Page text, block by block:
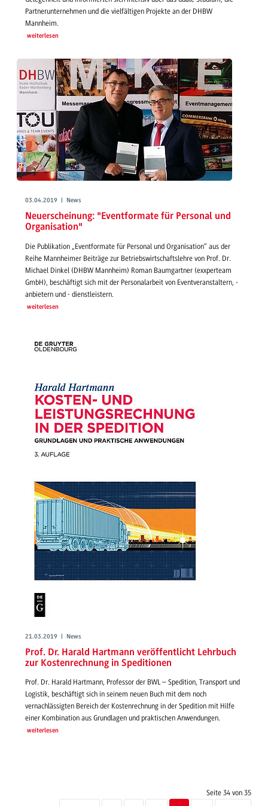
Partnerunternehmen und die vielfältigen Projekte an der DHBW
Mannheim.
weiterlesen
03.04.2019 | News
Neuerscheinung: "Eventformate für Personal und
Organisation"
Die Publikation „Eventformate für Personal und Organisation“ aus der
Reihe Mannheimer Beiträge zur Betriebswirtschaftslehre von Prof. Dr.
Michael Dinkel (DHBW Mannheim) Roman Baumgartner (exxperteam
GmbH), beschäftigt sich mit der Personalarbeit von Eventveranstaltern, -
anbietern und - dienstleistern.
weiterlesen
21.03.2019 | News
Prof. Dr. Harald Hartmann veröffentlicht Lehrbuch
zur Kostenrechnung in Speditionen
Prof. Dr. Harald Hartmann, Professor der BWL – Spedition, Transport und
Logistik, beschäftigt sich in seinem neuen Buch mit dem noch
vernachlässigten Bereich der Kostenrechnung in der Spedition mit Hilfe
einer Kombination aus Grundlagen und praktischen Anwendungen.
weiterlesen
Seite 34 von 35